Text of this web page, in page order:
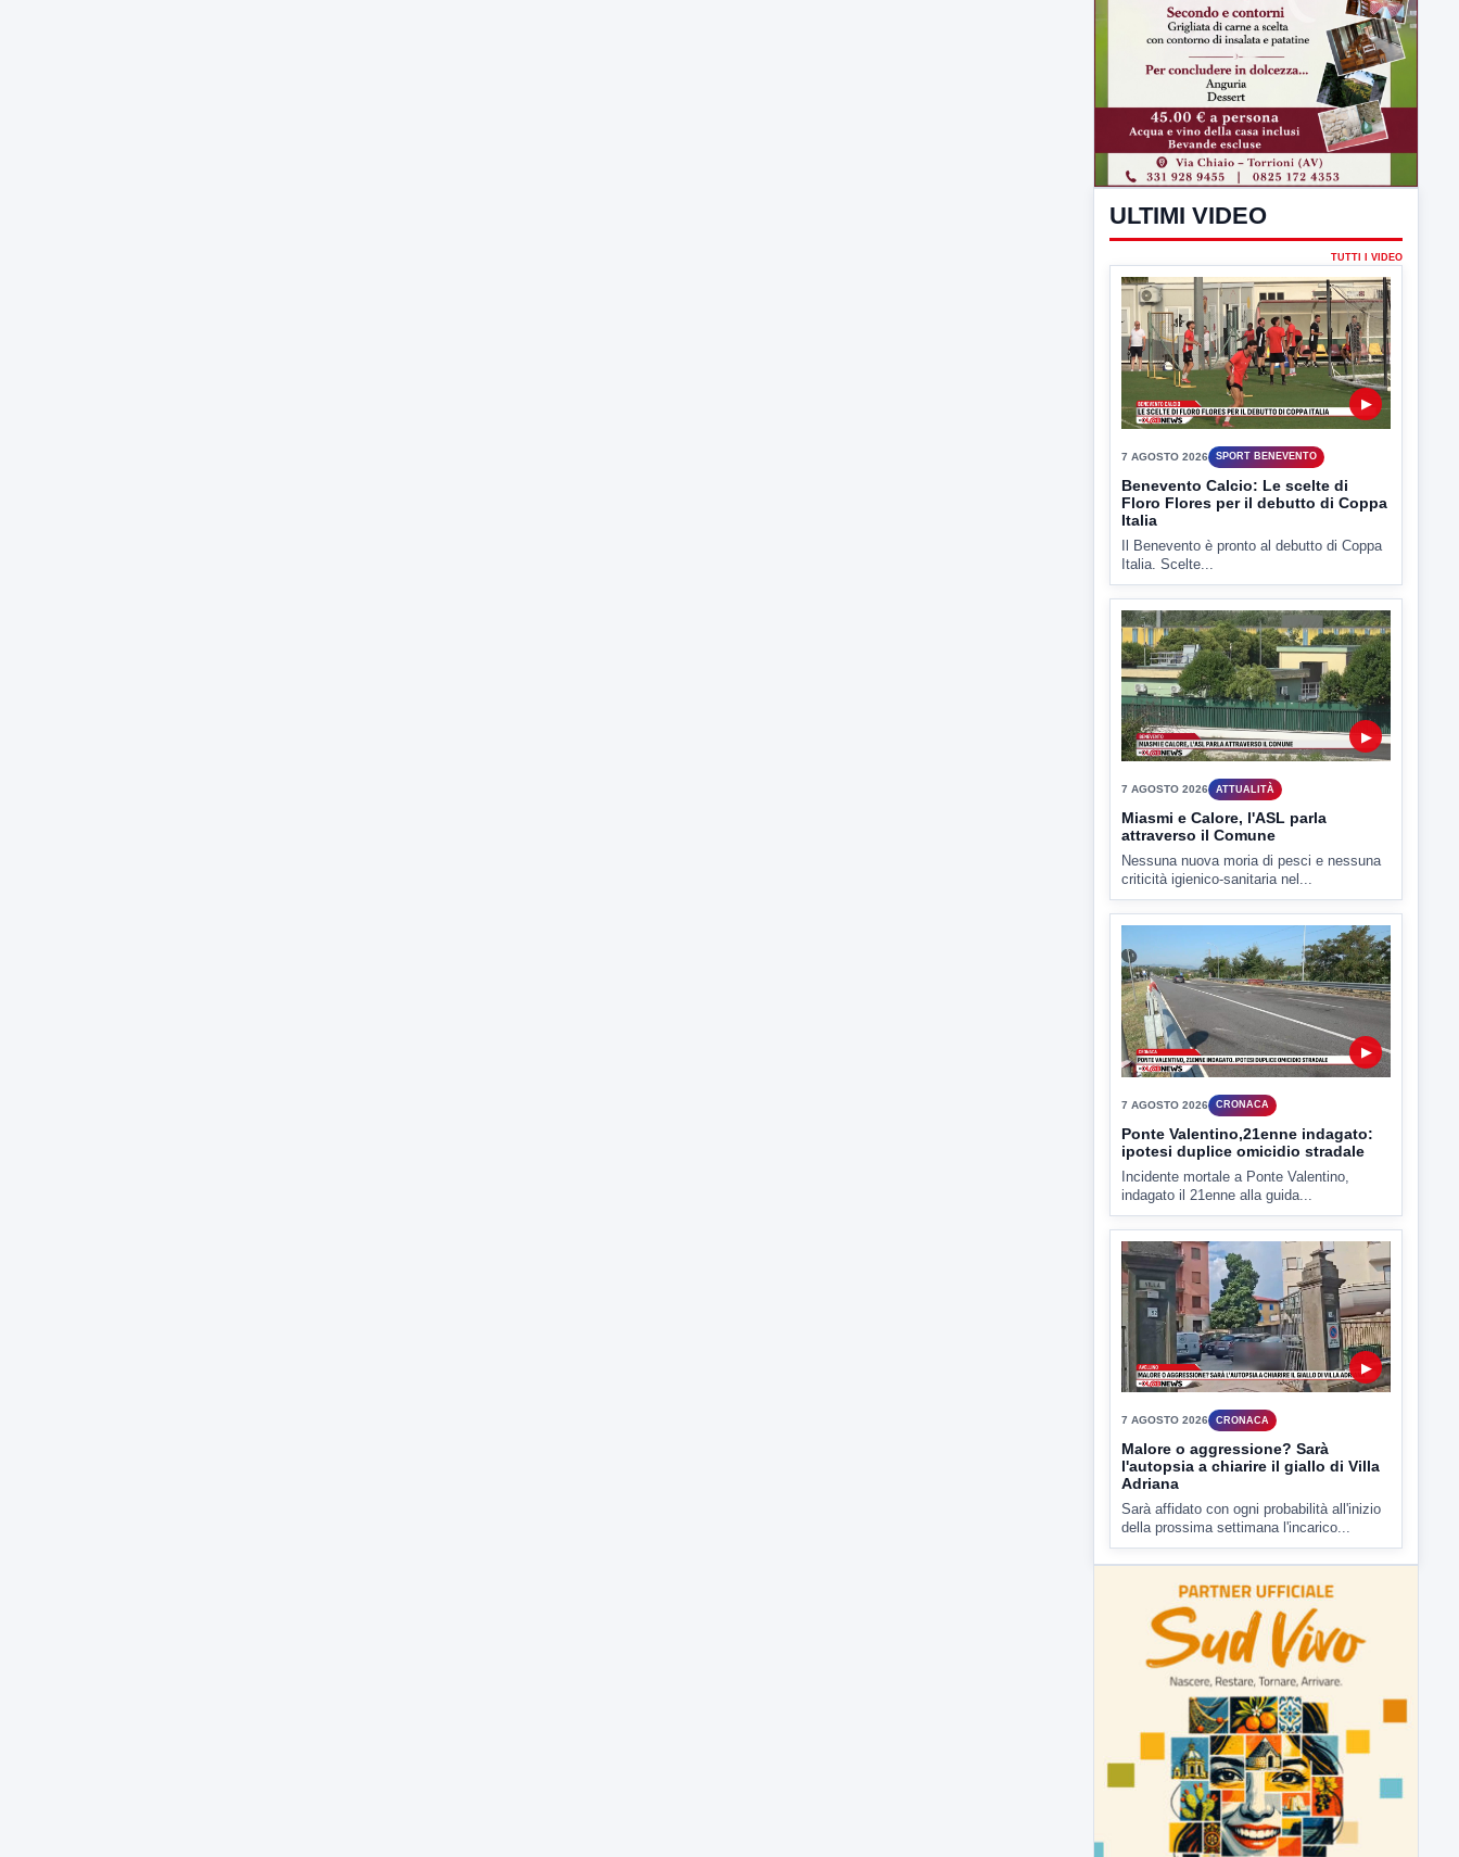
ULTIMI VIDEO
TUTTI I VIDEO
▶
7 AGOSTO 2026 SPORT BENEVENTO
Benevento Calcio: Le scelte di
Floro Flores per il debutto di Coppa
Italia
Il Benevento è pronto al debutto di Coppa
Italia. Scelte...
▶
7 AGOSTO 2026 ATTUALITÀ
Miasmi e Calore, l'ASL parla
attraverso il Comune
Nessuna nuova moria di pesci e nessuna
criticità igienico-sanitaria nel...
▶
7 AGOSTO 2026 CRONACA
Ponte Valentino,21enne indagato:
ipotesi duplice omicidio stradale
Incidente mortale a Ponte Valentino,
indagato il 21enne alla guida...
▶
7 AGOSTO 2026 CRONACA
Malore o aggressione? Sarà
l'autopsia a chiarire il giallo di Villa
Adriana
Sarà affidato con ogni probabilità all'inizio
della prossima settimana l'incarico...